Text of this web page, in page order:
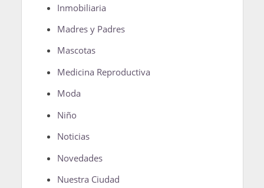
Inmobiliaria
Madres y Padres
Mascotas
Medicina Reproductiva
Moda
Niño
Noticias
Novedades
Nuestra Ciudad